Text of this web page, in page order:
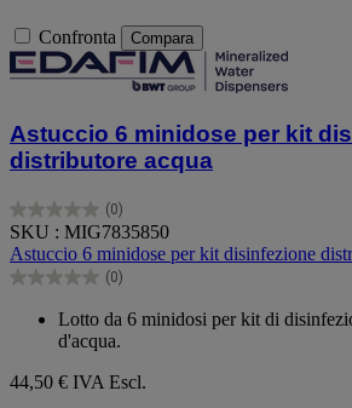
Confronta Compara
Astuccio 6 minidose per kit
distributore acqua
(0)
0.0
su
5
stelle.
SKU : MIG7835850
Astuccio 6 minidose per kit disinfezione
(0)
0.0
Lotto da 6 minidosi per kit di
d'acqua.
44,50 € IVA Escl.